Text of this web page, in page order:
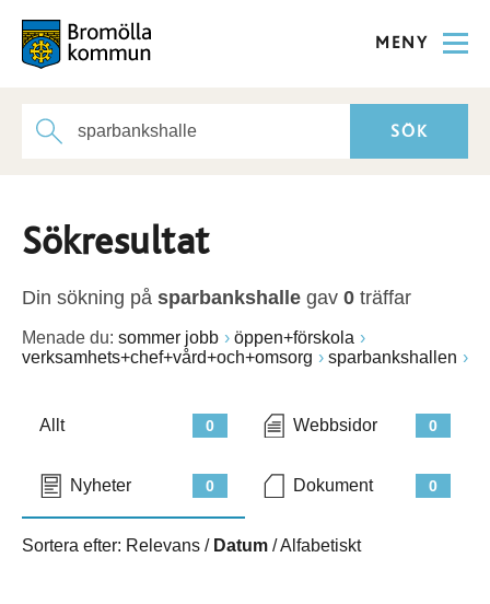
MENY
Sökresultat
Din sökning på sparbankshalle gav 0 träffar
Menade du: sommer jobb
öppen+förskola
verksamhets+chef+vård+och+omsorg
sparbankshallen
0
Allt 0
Webbsidor
0
Nyheter 0
Dokument
Sortera efter: Relevans / Datum /Alfabetiskt